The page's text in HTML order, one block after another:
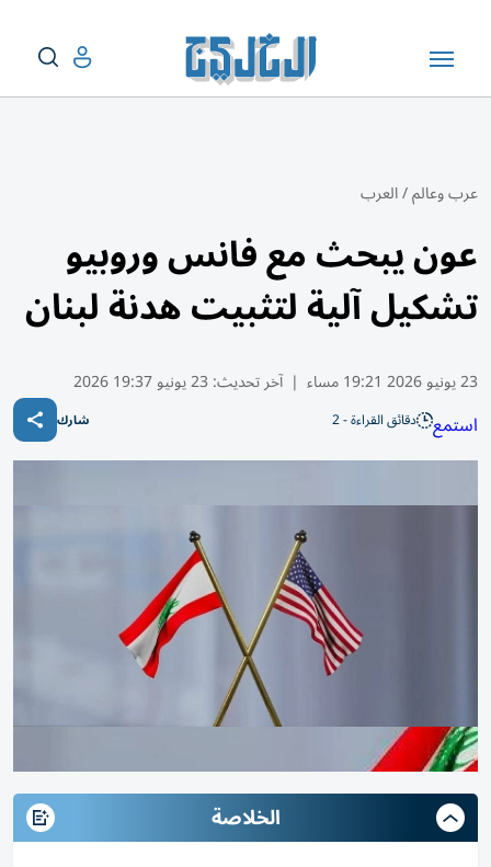
عرب وعالم/العرب
عون يبحث مع فانس وروبيو
تشكيل آلية لتثبيت هدنة لبنان
23 يونيو 2026 19:21 مساء | آخر تحديث: 23 يونيو 19:37 2026
استمع دقائق القراءة - 2 شارك
الخلاصة